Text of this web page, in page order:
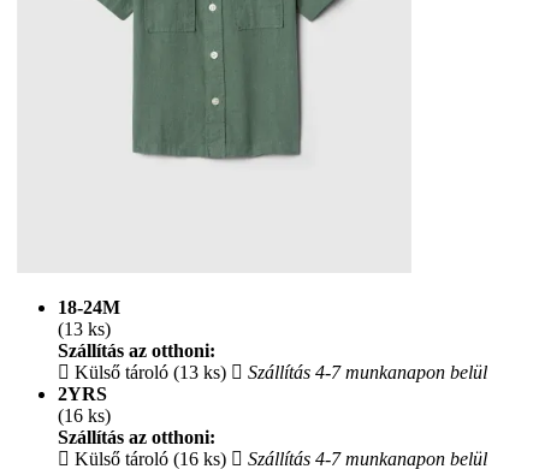
18-24M
(13 ks)
Szállítás az otthoni:
Külső tároló (13 ks)
Szállítás 4-7 munkanapon belül
2YRS
(16 ks)
Szállítás az otthoni:
Külső tároló (16 ks)
Szállítás 4-7 munkanapon belül